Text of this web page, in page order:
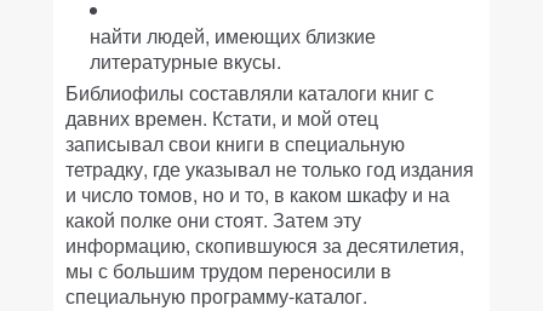
найти людей, имеющих близкие
литературные вкусы.
Библиофилы составляли каталоги книг с
давних времен. Кстати, и мой отец
записывал свои книги в специальную
тетрадку, где указывал не только год издания
и число томов, но и то, в каком шкафу и на
какой полке они стоят. Затем эту
информацию, скопившуюся за десятилетия,
мы с большим трудом переносили в
специальную программу-каталог.